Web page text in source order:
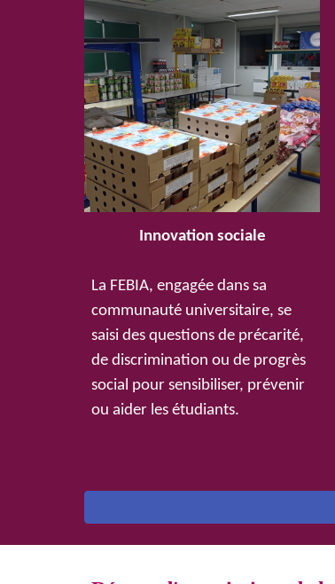
Innovation sociale
La FEBIA, engagée dans sa
communauté universitaire, se
saisi des questions de précarité,
de discrimination ou de progrès
social pour sensibiliser, prévenir
ou aider les étudiants.